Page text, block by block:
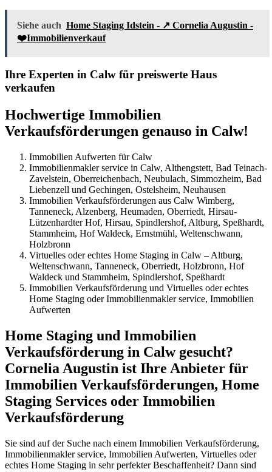
Siehe auch Home Staging Idstein - ↗️ Cornelia Augustin -
❤️Immobilienverkauf
Ihre Experten in Calw für preiswerte Haus
verkaufen
Hochwertige Immobilien
Verkaufsförderungen genauso in Calw!
Immobilien Aufwerten für Calw
Immobilienmakler service in Calw, Althengstett, Bad Teinach-
Zavelstein, Oberreichenbach, Neubulach, Simmozheim, Bad
Liebenzell und Gechingen, Ostelsheim, Neuhausen
Immobilien Verkaufsförderungen aus Calw Wimberg,
Tanneneck, Alzenberg, Heumaden, Oberriedt, Hirsau-
Lützenhardter Hof, Hirsau, Spindlershof, Altburg, Speßhardt,
Stammheim, Hof Waldeck, Ernstmühl, Weltenschwann,
Holzbronn
Virtuelles oder echtes Home Staging in Calw – Altburg,
Weltenschwann, Tanneneck, Oberriedt, Holzbronn, Hof
Waldeck und Stammheim, Spindlershof, Speßhardt
Immobilien Verkaufsförderung und Virtuelles oder echtes
Home Staging oder Immobilienmakler service, Immobilien
Aufwerten
Home Staging und Immobilien
Verkaufsförderung in Calw gesucht?
Cornelia Augustin ist Ihre Anbieter für
Immobilien Verkaufsförderungen, Home
Staging Services oder Immobilien
Verkaufsförderung
Sie sind auf der Suche nach einem Immobilien Verkaufsförderung,
Immobilienmakler service, Immobilien Aufwerten, Virtuelles oder
echtes Home Staging in sehr perfekter Beschaffenheit? Dann sind